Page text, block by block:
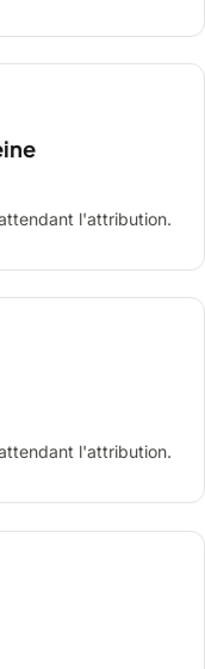
l'attribution.
l'attribution.